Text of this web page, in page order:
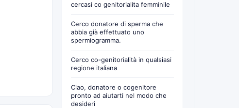
cercasi co genitorialita femminile
Cerco donatore di sperma che
abbia già effettuato uno
spermiogramma.
Cerco co-genitorialità in qualsiasi
regione italiana
Ciao, donatore o cogenitore
pronto ad aiutarti nel modo che
desideri